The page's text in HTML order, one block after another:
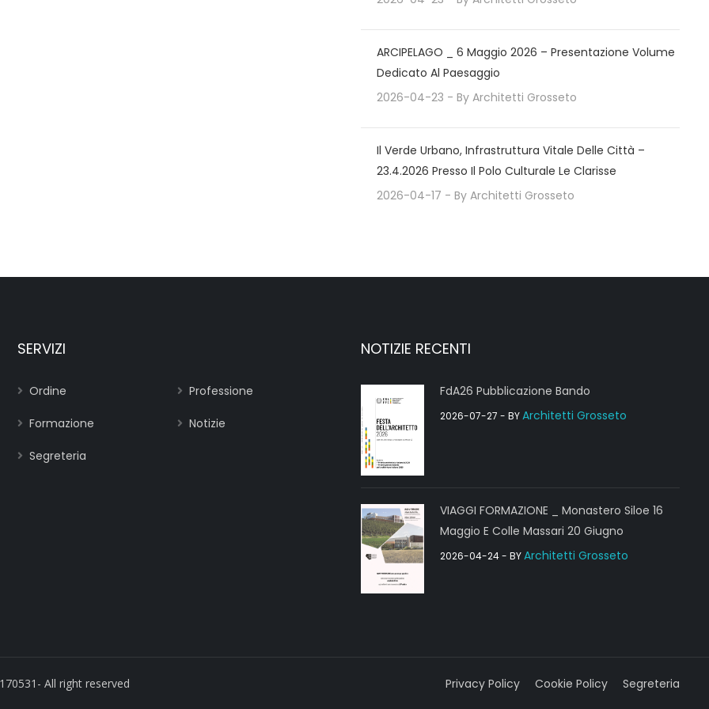
ARCIPELAGO _ 6 Maggio 2026 – Presentazione Volume
Dedicato Al Paesaggio
2026-04-23 - By Architetti Grosseto
Il Verde Urbano, Infrastruttura Vitale Delle Città –
23.4.2026 Presso Il Polo Culturale Le Clarisse
2026-04-17 - By Architetti Grosseto
SERVIZI
Ordine Professione
Formazione Notizie
Segreteria
NOTIZIE RECENTI
FdA26 Pubblicazione Bando
2026-07-27 - BYArchitetti Grosseto
VIAGGI FORMAZIONE _ Monastero Siloe 16
Maggio E Colle Massari 20 Giugno
2026-04-24- BYArchitetti Grosseto
All right reserved
Privacy Policy Cookie Policy Segreteria